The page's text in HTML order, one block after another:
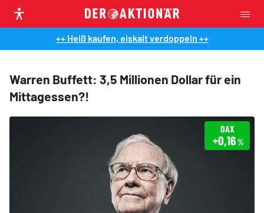
++ Heiß kaufen, eiskalt verdoppeln ++
Warren Buffett: 3,5 Millionen Dollar für ein
Mittagessen?!
DAX
+0,16%